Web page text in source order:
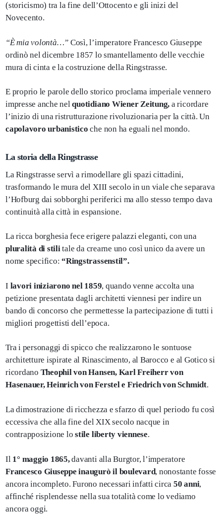
(storicismo) tra la fine dell’Ottocento e gli inizi del
Novecento.
“È mia volontà…” Così, l’imperatore Francesco Giuseppe
ordinò nel dicembre 1857 lo smantellamento delle vecchie
mura di cinta e la costruzione della Ringstrasse.
E proprio le parole dello storico proclama imperiale vennero
impresse anche nelquotidiano Wiener Zeitung, a ricordare
l’inizio di una ristrutturazione rivoluzionaria per la città. Un
capolavoro urbanisticoche non ha eguali nel mondo.
La storia della Ringstrasse
La Ringstrasse servì a rimodellare gli spazi cittadini,
trasformando le mura del XIII secolo in un viale che separava
l’Hofburg dai sobborghi periferici ma allo stesso tempo dava
continuità alla città in espansione.
La ricca borghesia fece erigere palazzi eleganti, con una
pluralità di stilitale da crearne uno così unico da avere un
nome specifico:“Ringstrassenstil”.
I lavori iniziarono nel 1859, quando venne accolta una
petizione presentata dagli architetti viennesi per indire un
bando di concorso che permettesse la partecipazione di tutti i
migliori progettisti dell’epoca.
Tra i personaggi di spicco che realizzarono le sontuose
architetture ispirate al Rinascimento, al Barocco e al Gotico si
ricordano Theophil von Hansen, Karl Freiherr von
Hasenauer, Heinrich von Ferstel e Friedrich von Schmidt.
La dimostrazione di ricchezza e sfarzo di quel periodo fu così
eccessiva che alla fine del XIX secolo nacque in
contrapposizione lostile liberty viennese.
Il 1° maggio 1865,davanti alla Burgtor, l’imperatore
Francesco Giuseppe inaugurò il boulevard, nonostante fosse
ancora incompleto. Furono necessari infatti circa50 anni,
affinché risplendesse nella sua totalità come lo vediamo
ancora oggi.